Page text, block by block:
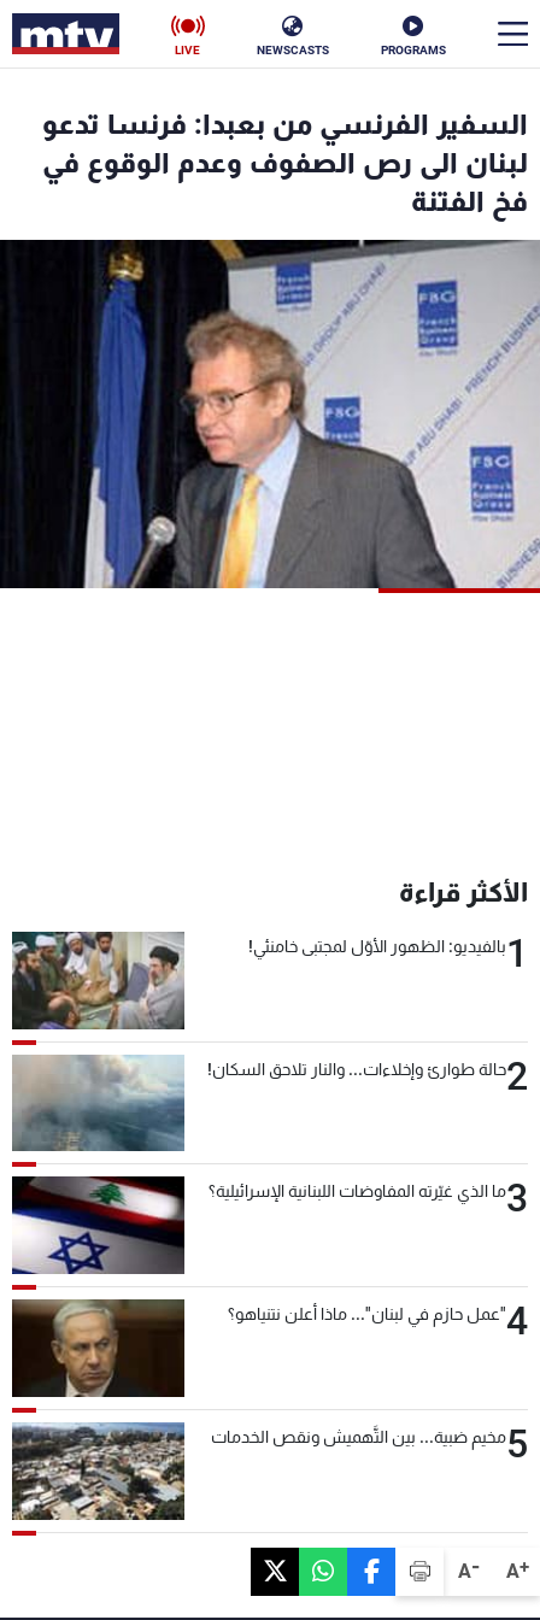
PROGRAMS
NEWSCASTS
LIVE
A+
A-
السفير الفرنسي من بعبدا: فرنسا تدعو
لبنان الى رص الصفوف وعدم الوقوع في
فخ الفتنة
الأكثر قراءة
1بالفيديو: الظهور الأوّل لمجتبى خامنئي!
2حالة طوارئ وإخلاءات... والنار تلاحق السكان!
3ما الذي غيّرته المفاوضات اللبنانية الإسرائيلية؟
4"عمل حازم في لبنان"... ماذا أعلن نتنياهو؟
5مخيم ضبية... بين التَّهميش ونقص الخدمات
الأخبار
سياسة
فن
منوعات رياضة
كأس العالم
البرامج
جدول البرامج
شاهد البرامج
الترددات